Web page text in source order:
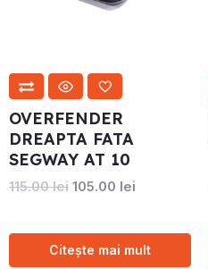
OVERFENDER
DREAPTA FATA
SEGWAY AT 10
115.00lei 105.00 lei
Citește mai mult